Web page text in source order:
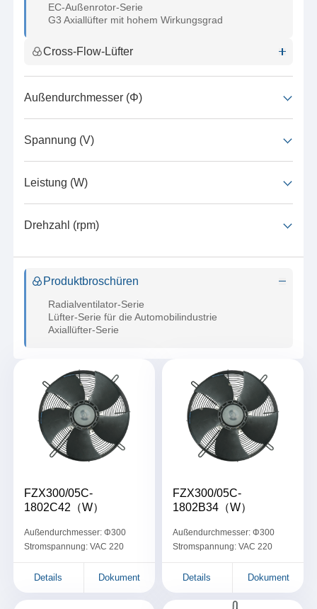
EC-Außenrotor-Serie
G3 Axiallüfter mit hohem Wirkungsgrad
Cross-Flow-Lüfter
Außendurchmesser (Φ)
Spannung (V)
Leistung (W)
Drehzahl (rpm)
Produktbroschüren
Radialventilator-Serie
Lüfter-Serie für die Automobilindustrie
Axiallüfter-Serie
FZX300/05C-
1802C42（W）
Außendurchmesser: Φ300
Stromspannung: VAC 220
Details Dokument
FZX300/05C-
1802B34（W）
Außendurchmesser: Φ300
Stromspannung: VAC 220
Details Dokument